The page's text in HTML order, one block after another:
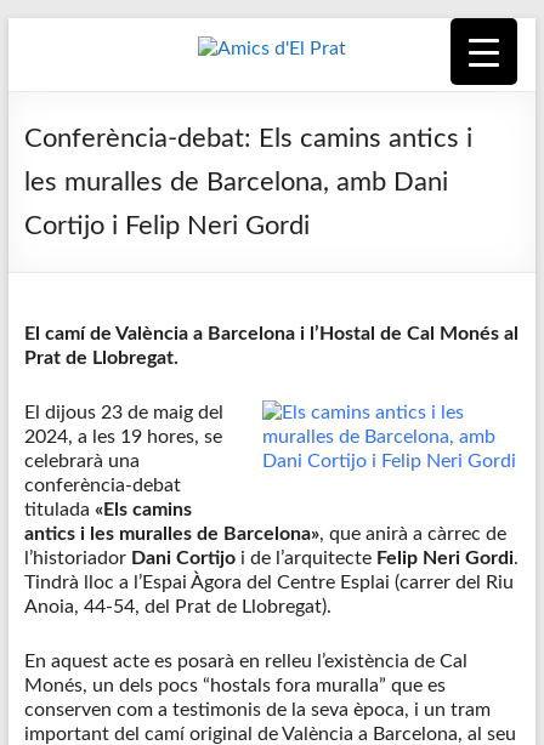
d'El
Prat
nascuda amb
la finalitat de
de la unió de
Conferència-debat: Els camins antics i
les muralles de Barcelona, amb Dani
Cortijo i Felip Neri Gordi
El camí de València a Barcelona i l’Hostal de Cal Monés al
Prat de Llobregat.
El dijous 23 de maig del
2024, a les 19 hores, se
celebrarà una
conferència-debat
titulada «Els camins
antics i les muralles de Barcelona», que anirà a càrrec de
l’historiador Dani Cortijoi de l’arquitecte Felip Neri Gordi.
Tindrà lloc a l’Espai Àgora del Centre Esplai (carrer del Riu
Anoia, 44-54, del Prat de Llobregat).
En aquest acte es posarà en relleu l’existència de Cal
Monés, un dels pocs “hostals fora muralla” que es
conserven com a testimonis de la seva època, i un tram
important del camí original de València a Barcelona, al seu